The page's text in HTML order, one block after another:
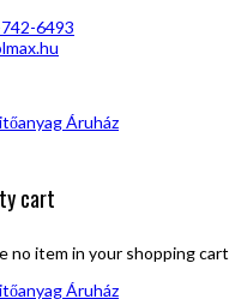
6493
cart
no item in your shopping cart